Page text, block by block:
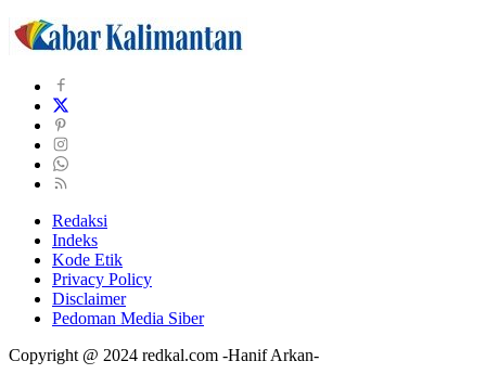
Redaksi
Indeks
Kode Etik
Privacy Policy
Disclaimer
Pedoman Media Siber
Copyright @ 2024 redkal.com -Hanif Arkan-